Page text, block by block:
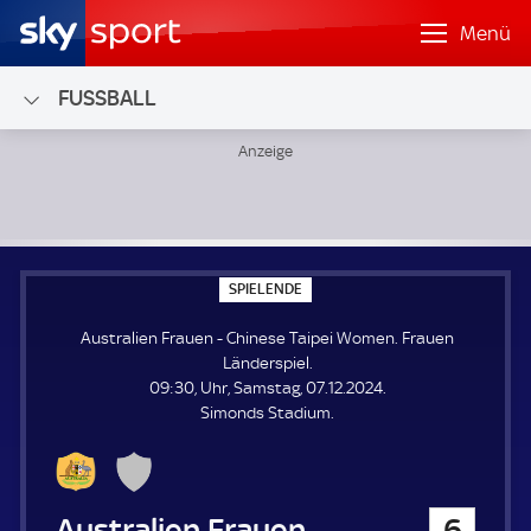
Menü
FUSSBALL
SPIELENDE
P
E
L
E
N
D
E
Australien Frauen - Chinese Taipei Women. Frauen
Länderspiel.
09:30, Uhr, Samstag, 07.12.2024.
Simonds Stadium.